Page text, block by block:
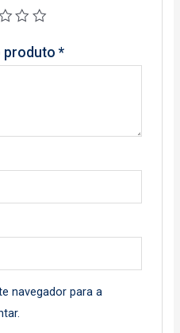
produto *
navegador para a